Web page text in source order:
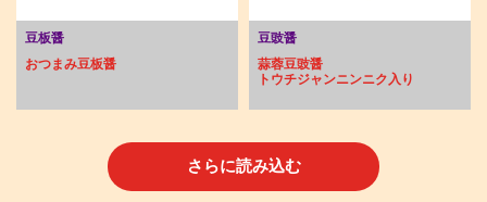
豆板醤
おつまみ豆板醤
豆豉醤
蒜蓉豆豉醤
トウチジャンニンニク入り
さらに読み込む